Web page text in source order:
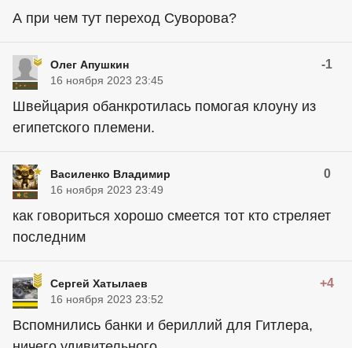
А при чем тут переход Суворова?
Олег Апушкин -1
16 ноября 2023 23:45
Швейцария обанкротилась помогая клоуну из
египетского племени.
Василенко Владимир 0
16 ноября 2023 23:49
как говориться хорошо смеется тот кто стреляет
последним
Сергей Хатылаев +4
16 ноября 2023 23:52
Вспомнились банки и бериллий для Гитлера,